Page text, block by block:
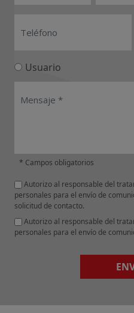
Usuario
* Campos obligatorios
Autorizo al responsable del
personales para el envío de
solicitud de contacto.
Autorizo al responsable del
personales para el envío de